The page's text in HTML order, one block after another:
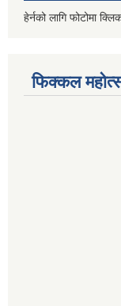
हेर्नको लागि फोटोमा
फिक्कल